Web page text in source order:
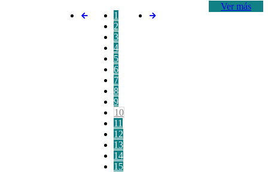
Ver más
1
2
3
4
5
6
7
8
9
10
11
12
13
14
15